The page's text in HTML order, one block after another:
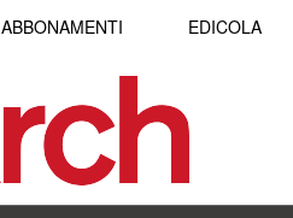
ABBONAMENTI EDICOLA